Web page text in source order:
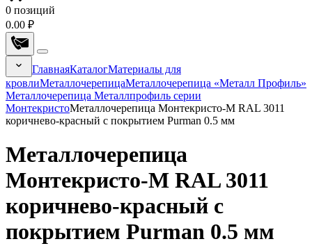
0 позиций
0.00 ₽
ГлавнаяКаталогМатериалы для
кровлиМеталлочерепицаМеталлочерепица «Металл Профиль»
Металлочерепица Металлпрофиль серии
МонтекристоМеталлочерепица Монтекристо-M RAL 3011
коричнево-красный с покрытием Purman 0.5 мм
Металлочерепица
Монтекристо-M RAL 3011
коричнево-красный с
покрытием Purman 0.5 мм